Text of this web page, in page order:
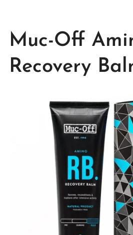
Muc-Off
Recovery